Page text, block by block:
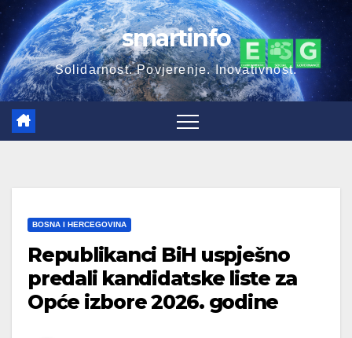
Skip
to
content
smartinfo
Solidarnost. Povjerenje. Inovativnost.
BOSNA I HERCEGOVINA
Republikanci BiH uspješno
predali kandidatske liste za
Opće izbore 2026. godine